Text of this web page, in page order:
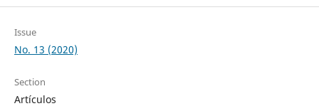
Issue
No. 13 (2020)
Section
Artículos